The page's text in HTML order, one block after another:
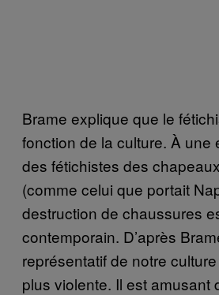
Brame explique que le
fonction de la culture. À une
des fétichistes des
(comme celui que portait
destruction de chaussures
contemporain. D’après
représentatif de notre
plus violente. Il est amusant